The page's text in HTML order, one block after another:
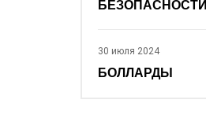
БЕЗОПАСНОСТИ
30 июля 2024
БОЛЛАРДЫ